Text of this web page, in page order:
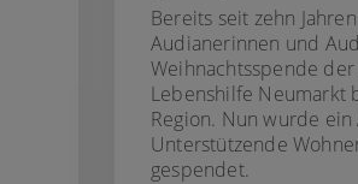
Bereits seit zehn
Audianerinnen und
Weihnachtsspende
Lebenshilfe Neumarkt
Region. Nun wurde
Unterstützende
gespendet.